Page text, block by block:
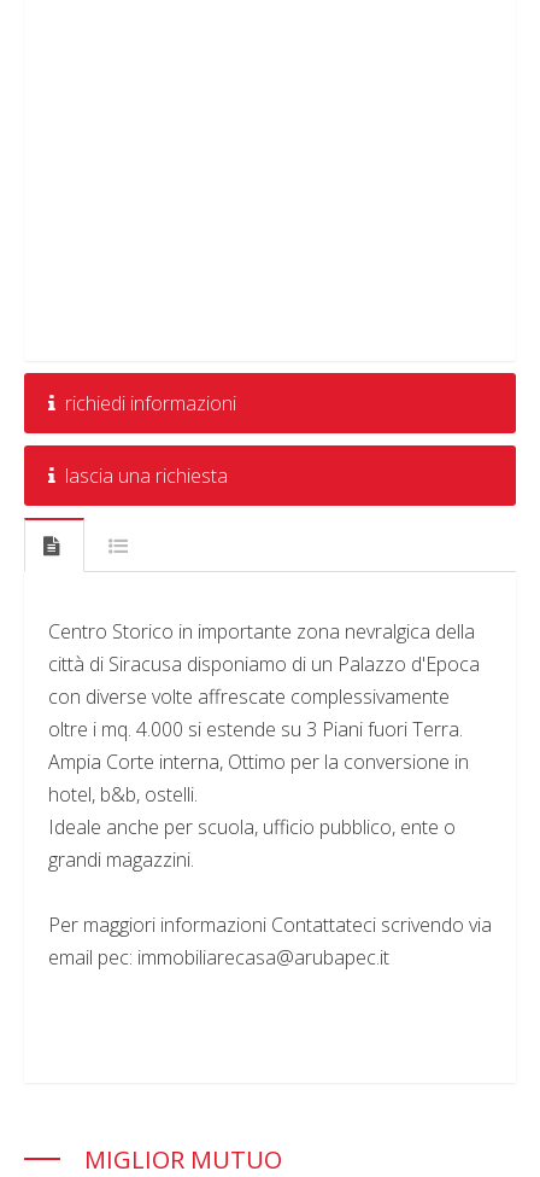
richiedi informazioni
lascia una richiesta
Centro Storico in importante zona nevralgica della
città di Siracusa disponiamo di un Palazzo d'Epoca
con diverse volte affrescate complessivamente
oltre i mq. 4.000 si estende su 3 Piani fuori Terra.
Ampia Corte interna, Ottimo per la conversione in
hotel, b&b, ostelli.
Ideale anche per scuola, ufficio pubblico, ente o
grandi magazzini.
Per maggiori informazioni Contattateci scrivendo via
email pec: immobiliarecasa@arubapec.it
MIGLIOR MUTUO